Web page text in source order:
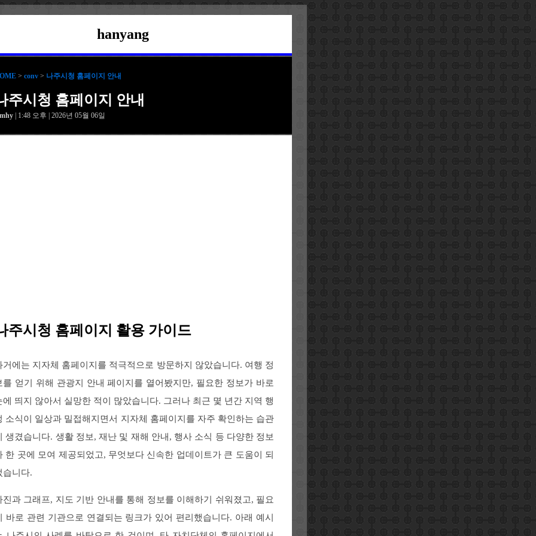
hanyang
> conv > 나주시청 홈페이지 안내
주시청 홈페이지 안내
| 1:48 오후 | 2026년 05월 06일
주시청 홈페이지 활용 가이드
거에는 지자체 홈페이지를 적극적으로 방문하지 않았습니다. 여행 정
를 얻기 위해 관광지 안내 페이지를 열어봤지만, 필요한 정보가 바로
에 띄지 않아서 실망한 적이 많았습니다. 그러나 최근 몇 년간 지역 행
소식이 일상과 밀접해지면서 지자체 홈페이지를 자주 확인하는 습관
생겼습니다. 생활 정보, 재난 및 재해 안내, 행사 소식 등 다양한 정보
한 곳에 모여 제공되었고, 무엇보다 신속한 업데이트가 큰 도움이 되
습니다.
진과 그래프, 지도 기반 안내를 통해 정보를 이해하기 쉬워졌고, 필요
바로 관련 기관으로 연결되는 링크가 있어 편리했습니다. 아래 예시